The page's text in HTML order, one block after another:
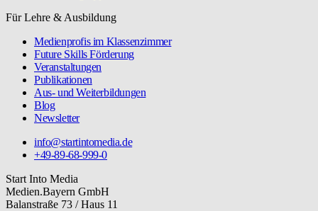
Für Lehre & Ausbildung
Medienprofis im Klassenzimmer
Future Skills Förderung
Veranstaltungen
Publikationen
Aus- und Weiterbildungen
Blog
Newsletter
info@startintomedia.de
+49-89-68-999-0
Start Into Media
Medien.Bayern GmbH
Balanstraße 73 / Haus 11